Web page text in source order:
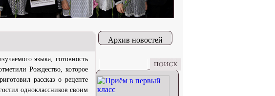
языка, готовность
Рождество, которое
рассказ о рецепте
одноклассников своим
Архив новостей